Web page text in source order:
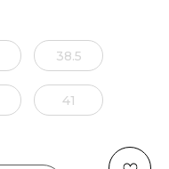
38.5
41